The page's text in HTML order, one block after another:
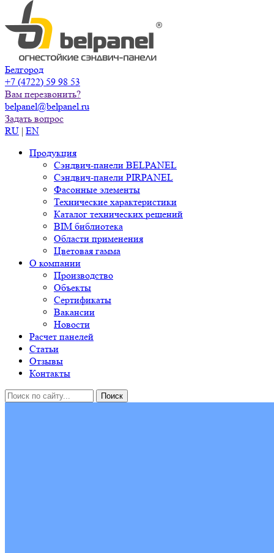
Белгород
+7 (4722) 59 98 53
Вам перезвонить?
belpanel@belpanel.ru
Задать вопрос
RU | EN
Продукция
Сэндвич-панели BELPANEL
Сэндвич-панели PIRPANEL
Фасонные элементы
Технические характеристики
Каталог технических решений
BIM библиотека
Области применения
Цветовая гамма
О компании
Производство
Объекты
Сертификаты
Вакансии
Новости
Расчет панелей
Статьи
Отзывы
Контакты